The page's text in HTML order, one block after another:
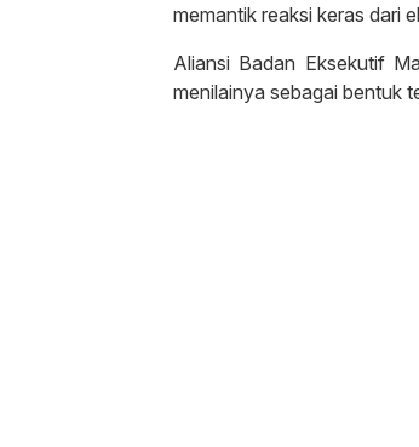
memantik reaksi keras dari
Aliansi Badan Eksekutif
menilainya sebagai bentuk